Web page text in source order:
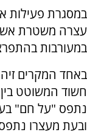
במסגרת פעילות
עצרה משטרת
במעורבות
באחד המקרים
חשוד המשוטט
נתפס "על חם"
ובעת מעצרו